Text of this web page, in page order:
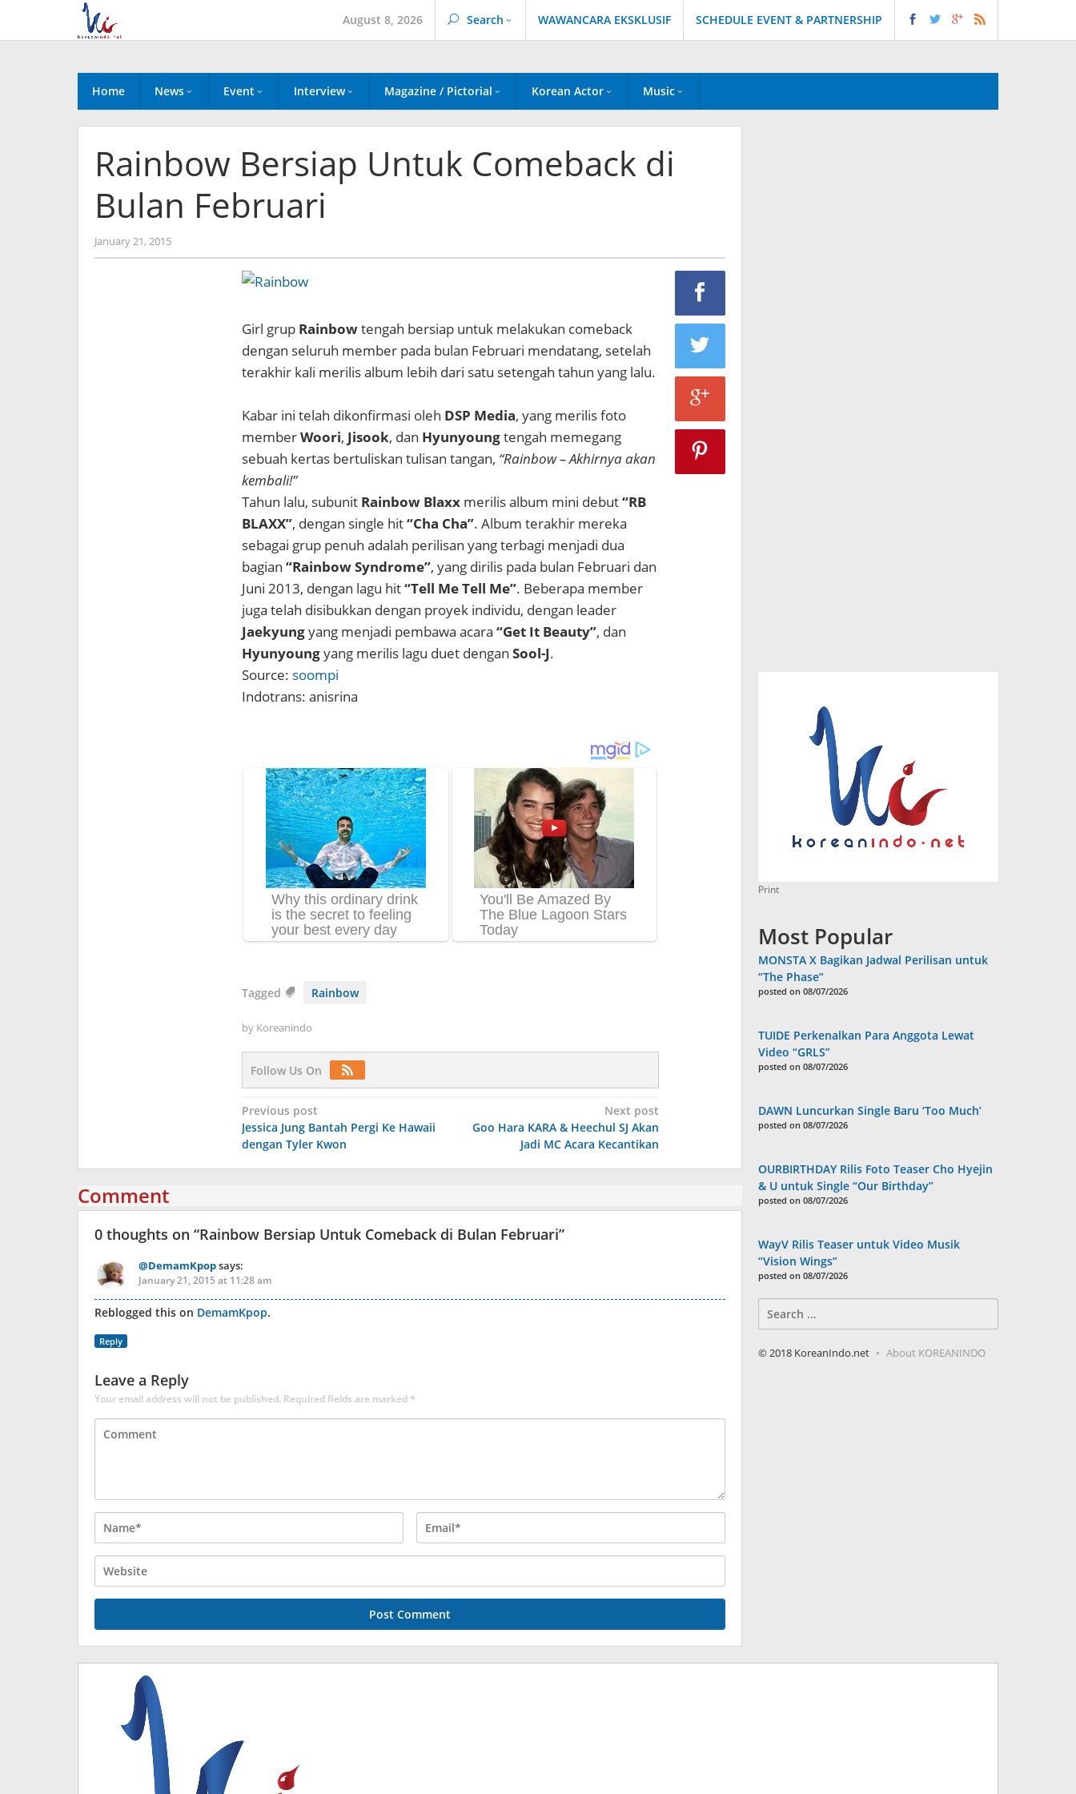
content
August 8, 2026 Search WAWANCARA EKSKLUSIF SCHEDULE EVENT & PARTNERSHIP
Home News Event Interview Magazine / Pictorial Korean Actor Music
Rainbow Bersiap Untuk Comeback di
Bulan Februari
January 21, 2015by
Koreanindo
Girl grup Rainbowtengah bersiap untuk melakukan comeback
dengan seluruh member pada bulan Februari mendatang, setelah
terakhir kali merilis album lebih dari satu setengah tahun yang lalu.
Kabar ini telah dikonfirmasi oleh DSP Media, yang merilis foto
memberWoori, Jisook, dan Hyunyoungtengah memegang
sebuah kertas bertuliskan tulisan tangan, “Rainbow – Akhirnya akan
kembali!”
Tahun lalu, subunit Rainbow Blaxxmerilis album mini debut“RB
BLAXX”, dengan single hit“Cha Cha”. Album terakhir mereka
sebagai grup penuh adalah perilisan yang terbagi menjadi dua
bagian “Rainbow Syndrome”, yang dirilis pada bulan Februari dan
Juni 2013, dengan lagu hit“Tell Me Tell Me”. Beberapa member
juga telah disibukkan dengan proyek individu, dengan leader
Jaekyungyang menjadi pembawa acara “Get It Beauty”, dan
Hyunyoungyang merilis lagu duet dengan Sool-J.
Source: soompi
Indotrans: anisrina
Tagged Rainbow
by Koreanindo
Follow Us On
Post
navigation
Previous post
Jessica Jung Bantah Pergi Ke Hawaii
dengan Tyler Kwon
Next post
Goo Hara KARA & Heechul SJ Akan
Jadi MC Acara Kecantikan
Comment
0 thoughts on “Rainbow Bersiap Untuk Comeback di Bulan Februari”
@DemamKpopsays:
January 21, 2015 at 11:28 am
Reblogged this on DemamKpop.
Reply
Leave a Reply
Your email address will not be published. Required fields are marked*
Print
Most Popular
MONSTA X Bagikan Jadwal Perilisan untuk
“The Phase”
posted on 08/07/2026
TUIDE Perkenalkan Para Anggota Lewat
Video “GRLS”
posted on 08/07/2026
DAWN Luncurkan Single Baru ‘Too Much’
posted on 08/07/2026
OURBIRTHDAY Rilis Foto Teaser Cho Hyejin
& U untuk Single “Our Birthday”
posted on 08/07/2026
WayV Rilis Teaser untuk Video Musik
“Vision Wings”
posted on 08/07/2026
for:
© 2018 KoreanIndo.net About KOREANINDO